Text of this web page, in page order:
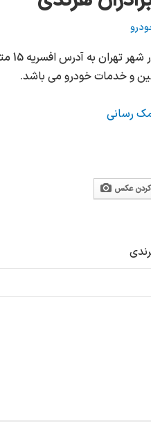
و خدمات خودرو می باشد.
رسانی
کردن عکس